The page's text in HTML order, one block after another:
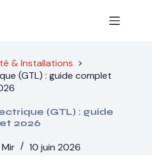
& Installations
(GTL) : guide complet
(GTL) : guide
2026
10 juin 2026